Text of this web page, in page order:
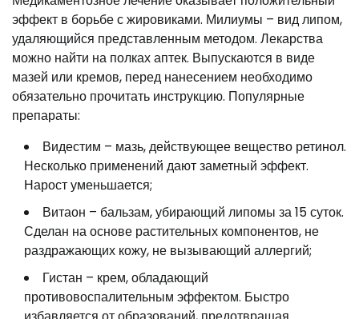
эффект в борьбе с жировиками. Милиумы – вид липом,
удаляющийся представленным методом. Лекарства
можно найти на полках аптек. Выпускаются в виде
мазей или кремов, перед нанесением необходимо
обязательно прочитать инструкцию. Популярные
препараты:
Видестим – мазь, действующее вещество ретинол.
Несколько применений дают заметный эффект.
Нарост уменьшается;
Витаон – бальзам, убирающий липомы за 15 суток.
Сделан на основе растительных компонентов, не
раздражающих кожу, не вызывающий аллергий;
Гистан – крем, обладающий
противовоспалительным эффектом. Быстро